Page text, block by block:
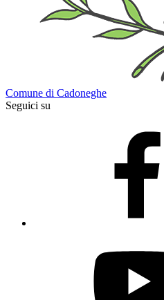
Comune di Cadoneghe
Seguici su